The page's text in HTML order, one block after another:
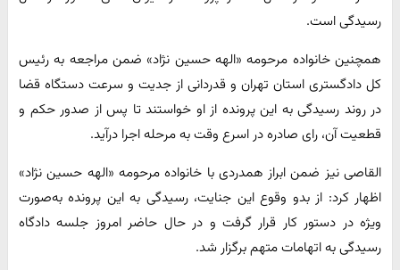
رسیدگی است.
همچنین خانواده مرحومه «الهه حسین نژاد» ضمن مراجعه به رئیس
کل دادگستری استان تهران و قدردانی از جدیت و سرعت دستگاه قضا
در روند رسیدگی به این پرونده از او خواستند تا پس از صدور حکم و
قطعیت آن، رای صادره در اسرع وقت به مرحله اجرا درآید.
القاصی نیز ضمن ابراز همدردی با خانواده مرحومه «الهه حسین نژاد»
اظهار کرد: از بدو وقوع این جنایت، رسیدگی به این پرونده به‌صورت
ویژه در دستور کار قرار گرفت و در حال حاضر امروز جلسه دادگاه
رسیدگی به اتهامات متهم برگزار شد.